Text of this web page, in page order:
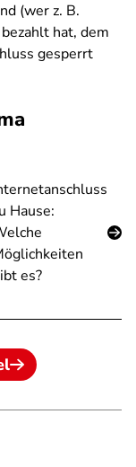
(wer z. B.
hat, dem
gesperrt
Hause:
es?